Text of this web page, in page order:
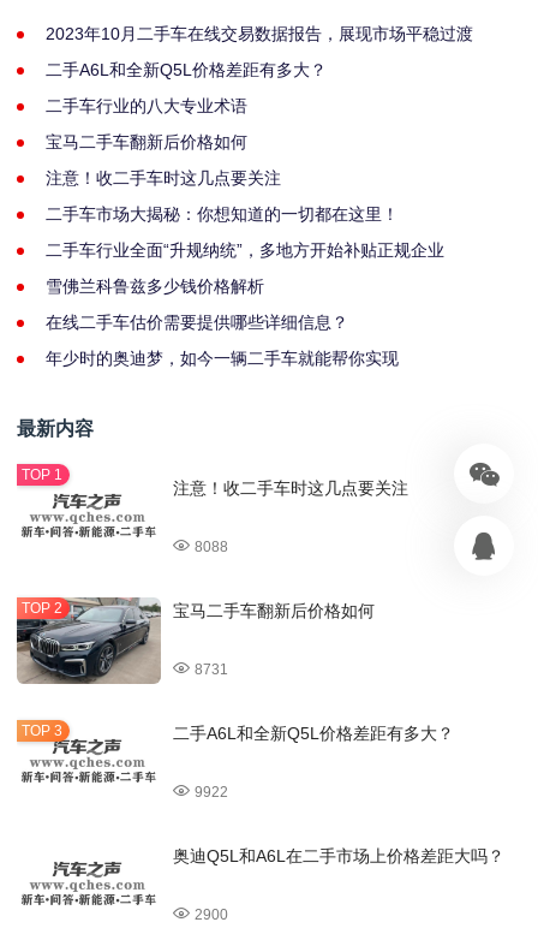
2023年10月二手车在线交易数据报告，展现市场平稳过渡
二手A6L和全新Q5L价格差距有多大？
二手车行业的八大专业术语
宝马二手车翻新后价格如何
注意！收二手车时这几点要关注
二手车市场大揭秘：你想知道的一切都在这里！
二手车行业全面“升规纳统”，多地方开始补贴正规企业
雪佛兰科鲁兹多少钱价格解析
在线二手车估价需要提供哪些详细信息？
年少时的奥迪梦，如今一辆二手车就能帮你实现
最新内容
注意！收二手车时这几点要关注
8088
宝马二手车翻新后价格如何
8731
二手A6L和全新Q5L价格差距有多大？
9922
奥迪Q5L和A6L在二手市场上价格差距大吗？
2900